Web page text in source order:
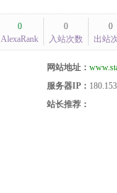
0
AlexaRank
0
入站次数
0
出站
网站地址：
服务器IP：
站长推荐：